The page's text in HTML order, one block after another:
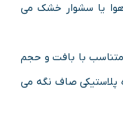
یا سشوار خشک می
متناسب با بافت و حجم
پلاستیکی صاف نگه می